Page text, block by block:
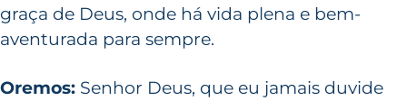
graça de Deus, onde há vida plena e bem-
aventurada para sempre.
Oremos: Senhor Deus, que eu jamais duvide